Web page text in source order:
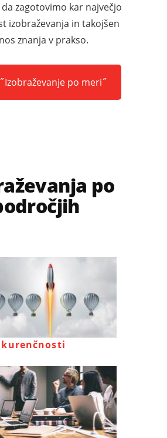
zagotovimo kar največjo
izobraževanja in takojšen
znanja v prakso.
po meri˝
po